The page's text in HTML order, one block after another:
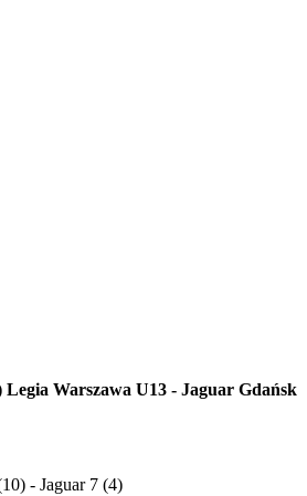
Legia Warszawa U13 - Jaguar Gdańsk
- Jaguar 7 (4)